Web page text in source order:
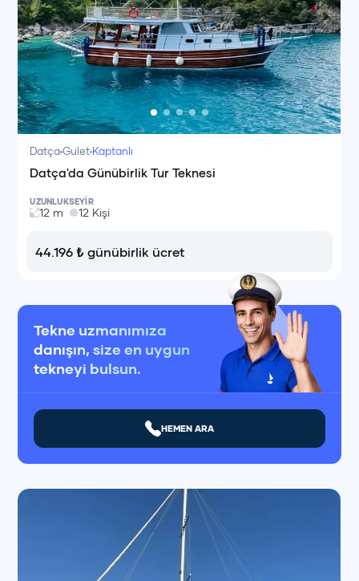
DatçaGulet Kaptanlı
Datça'da Günübirlik Tur Teknesi
UZUNLUK
12 m
SEYİR
12 Kişi
44.196 ₺ günübirlik ücret
Tekne uzmanımıza
danışın, size en uygun
tekneyi bulsun.
HEMEN ARA